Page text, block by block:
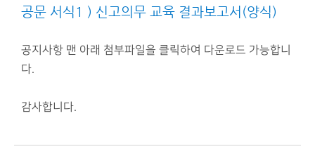
공문 서식1 ) 신고의무 교육 결과보고서(양식)
공지사항 맨 아래 첨부파일을 클릭하여 다운로드 가능합니
다.
감사합니다.